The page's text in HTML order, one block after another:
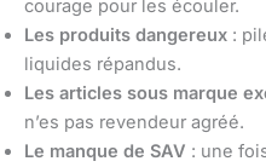
courage pour les écouler.
Les produits dangereux :
liquides répandus.
Les articles sous marque
n’es pas revendeur agréé.
Le manque de SAV : une